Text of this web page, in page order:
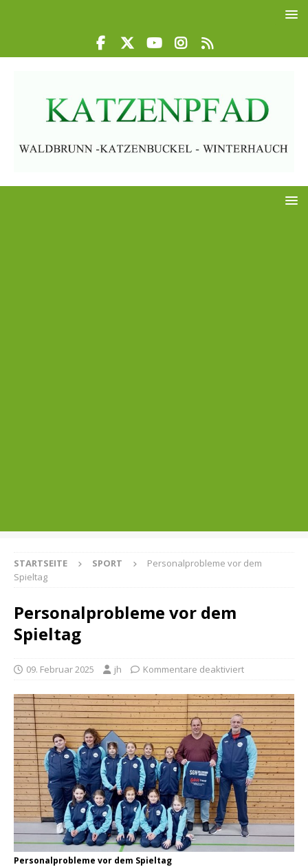
STARTSEITE SPORT
Personalprobleme vor dem
Spieltag
Personalprobleme vor dem
Spieltag
09. Februar 2025 jh Kommentare deaktiviert
Personalprobleme vor dem Spieltag